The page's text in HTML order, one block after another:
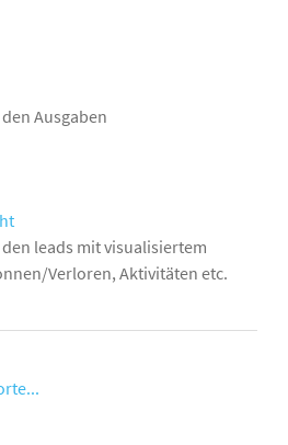
Ausgaben
leads mit visualisiertem
Verloren, Aktivitäten etc.